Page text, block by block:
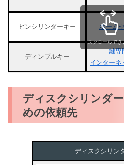
ピンシリンダーキー ホーム
ディンプルキー
鍵専
インターネ
スクロールでき
ディスクシリンダ
めの依頼先
ディスクシリン